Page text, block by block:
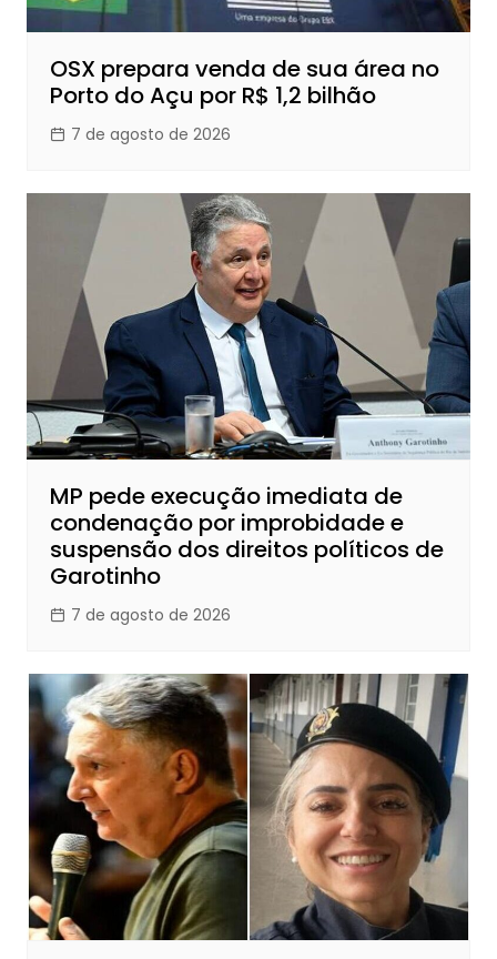
OSX prepara venda de sua área no
Porto do Açu por R$ 1,2 bilhão
7 de agosto de 2026
MP pede execução imediata de
condenação por improbidade e
suspensão dos direitos políticos de
Garotinho
7 de agosto de 2026